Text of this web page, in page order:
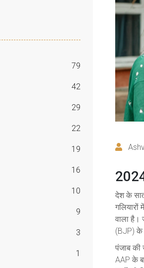
79
42
29
22
19
16
10
9
3
1
देश के सात
गलियारों
वाला है।
(BJP) के
पंजाब की
AAP के